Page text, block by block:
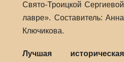
Свято-Троицкой Сергиевой
лавре». Составитель: Анна
Ключикова.
Лучшая историческая